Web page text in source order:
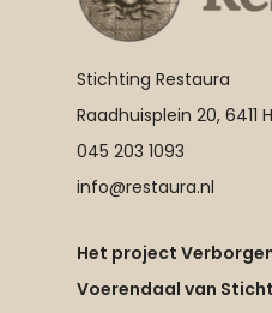
Stichting Restaura
Raadhuisplein 20, 6411
045 203 1093
info@restaura.nl
Het project
Voerendaal van